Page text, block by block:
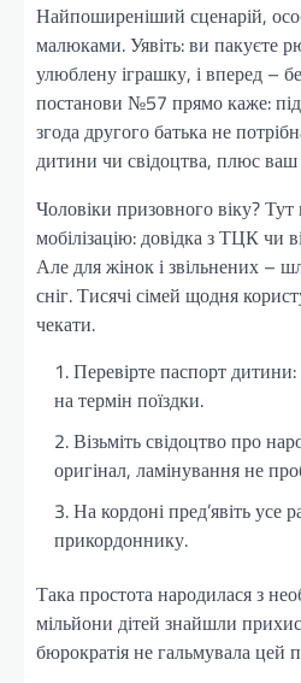
Найпоширеніший сценарій,
малюками. Уявіть: ви пакуєте
улюблену іграшку, і вперед –
постанови №57 прямо каже:
згода другого батька не
дитини чи свідоцтва, плюс ваш
Чоловіки призовного віку? Тут
мобілізацію: довідка з ТЦК чи
Але для жінок і звільнених –
сніг. Тисячі сімей щодня
чекати.
Перевірте паспорт
на термін поїздки.
Візьміть свідоцтво про
оригінал, ламінування не
На кордоні пред’явіть усе
прикордоннику.
Така простота народилася з
мільйони дітей знайшли
бюрократія не гальмувала цей